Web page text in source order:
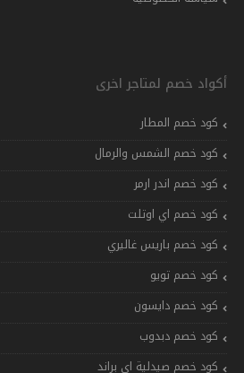
أكواد خصم لمتاجر اخرى
كود خصم المطار
كود خصم الشمس والرمال
كود خصم اندر ارمر
كود خصم اي اوتلت
كود خصم باريس غاليري
كود خصم تويو
كود خصم دايسون
كود خصم دبدوب
كود خصم صيدلية اي براند